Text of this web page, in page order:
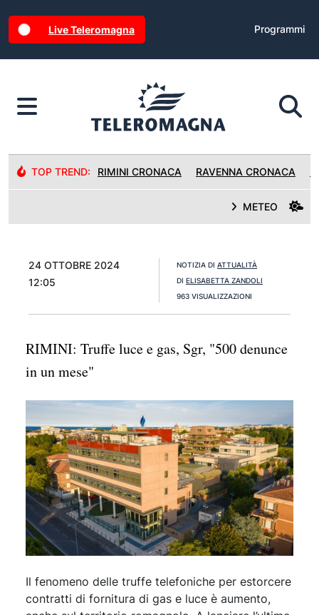
Live Teleromagna Programmi
TOP TREND: RIMINI CRONACA RAVENNA CRONACA
METEO
24 OTTOBRE 2024
12:05
NOTIZIA DI ATTUALITÀ
DI ELISABETTA ZANDOLI
963 VISUALIZZAZIONI
RIMINI: Truffe luce e gas, Sgr, "500 denunce
in un mese"
Il fenomeno delle truffe telefoniche per estorcere
contratti di fornitura di gas e luce è aumento,